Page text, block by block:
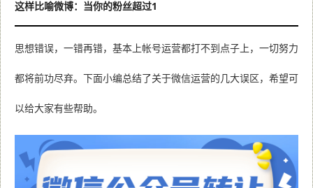
这样比喻微博：当你的粉丝超过1
思想错误，一错再错，基本上帐号运营都打不到点子上，一切努力
都将前功尽弃。下面小编总结了关于微信运营的几大误区，希望可
以给大家有些帮助。